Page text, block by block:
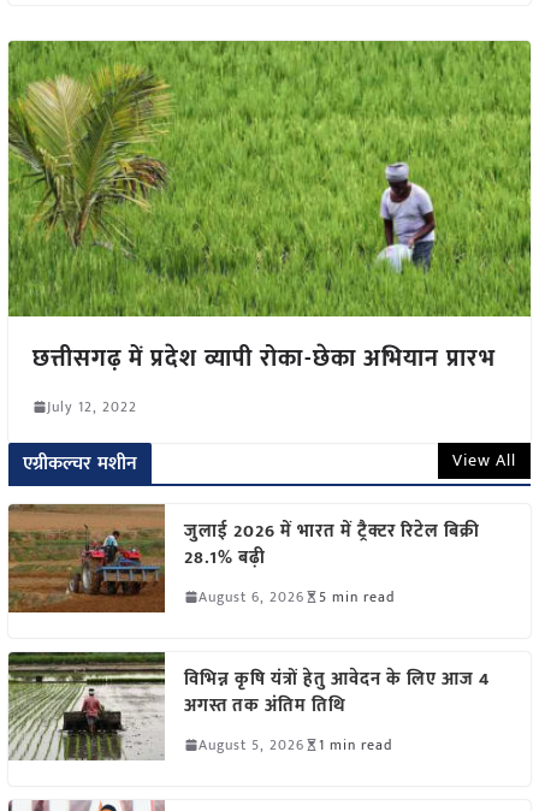
छत्तीसगढ़ में प्रदेश व्यापी रोका-छेका अभियान प्रारभ
July 12, 2022
एग्रीकल्चर मशीन View All
जुलाई 2026 में भारत में ट्रैक्टर रिटेल बिक्री
28.1% बढ़ी
August 6, 2026 5 min read
विभिन्न कृषि यंत्रों हेतु आवेदन के लिए आज 4
अगस्त तक अंतिम तिथि
August 5, 2026 1 min read